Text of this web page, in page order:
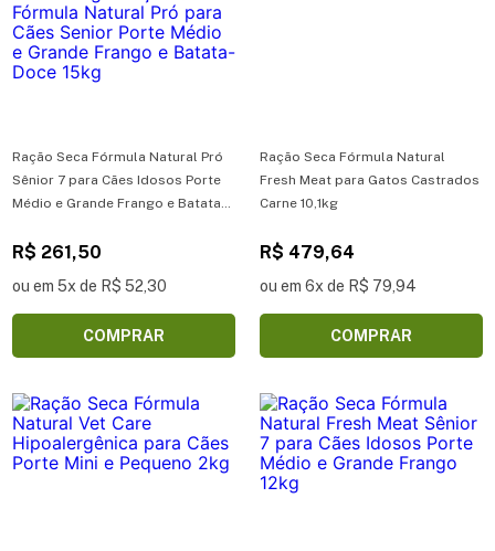
Ração Seca Fórmula Natural Pró
Sênior 7 para Cães Idosos Porte
Médio e Grande Frango e Batata-
Natural Pró para Cães Senior
Batata-Doce 15kg
R$ 261,50
ou em 5x de R$ 52,30
COMPRAR
Ração Seca Fórmula Natural
Fresh Meat para Gatos Castrados
Carne 10,1kg
R$ 479,64
ou em 6x de R$ 79,94
COMPRAR